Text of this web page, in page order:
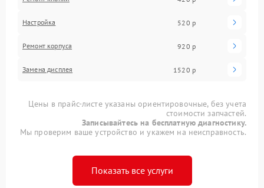
Настройка 520 р
Ремонт корпуса 920 р
Замена дисплея 1520 р
Цены в прайс-листе указаны ориентировочные, без учета
стоимости запчастей.
Записывайтесь на бесплатную диагностику.
Мы проверим ваше устройство и укажем на неисправность.
Показать все услуги